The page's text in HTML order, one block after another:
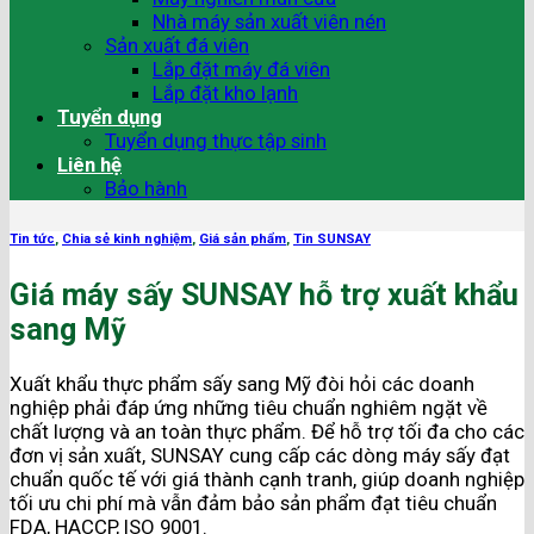
Nhà máy sản xuất viên nén
Sản xuất đá viên
Lắp đặt máy đá viên
Lắp đặt kho lạnh
Tuyển dụng
Tuyển dụng thực tập sinh
Liên hệ
Bảo hành
Tin tức, Chia sẻ kinh nghiệm, Giá sản phẩm, Tin SUNSAY
Giá máy sấy SUNSAY hỗ trợ xuất khẩu
sang Mỹ
Xuất khẩu thực phẩm sấy sang Mỹ đòi hỏi các doanh
nghiệp phải đáp ứng những tiêu chuẩn nghiêm ngặt về
chất lượng và an toàn thực phẩm. Để hỗ trợ tối đa cho các
đơn vị sản xuất, SUNSAY cung cấp các dòng máy sấy đạt
chuẩn quốc tế với giá thành cạnh tranh, giúp doanh nghiệp
tối ưu chi phí mà vẫn đảm bảo sản phẩm đạt tiêu chuẩn
FDA, HACCP, ISO 9001.